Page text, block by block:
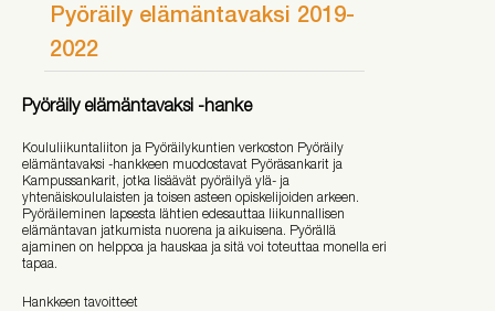
Pyöräily elämäntavaksi 2019-
2022
Pyöräily elämäntavaksi -hanke
Koululiikuntaliiton ja Pyöräilykuntien verkoston Pyöräily
elämäntavaksi -hankkeen muodostavat Pyöräsankarit ja
Kampussankarit, jotka lisäävät pyöräilyä ylä- ja
yhtenäiskoululaisten ja toisen asteen opiskelijoiden arkeen.
Pyöräileminen lapsesta lähtien edesauttaa liikunnallisen
elämäntavan jatkumista nuorena ja aikuisena. Pyörällä
ajaminen on helppoa ja hauskaa ja sitä voi toteuttaa monella eri
tapaa.
Hankkeen tavoitteet